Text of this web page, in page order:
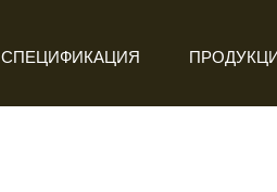
СПЕЦИФИКАЦИЯ